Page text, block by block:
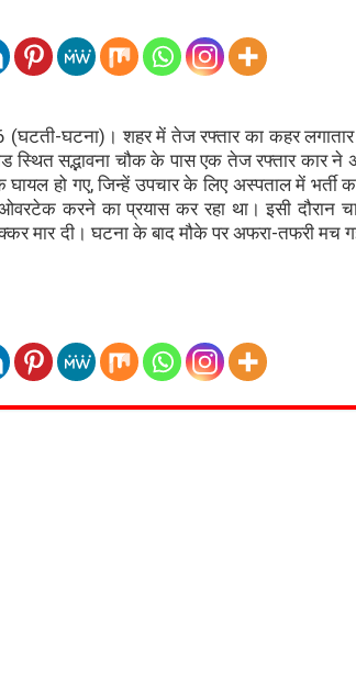
(घटती-घटना)। शहर में तेज रफ्तार का कहर
स्थित सद्भावना चौक के पास एक तेज रफ्तार
घायल हो गए, जिन्हें उपचार के लिए अस्पताल में भर्ती
करने का प्रयास कर रहा था। इसी
मार दी। घटना के बाद मौके पर अफरा-तफरी